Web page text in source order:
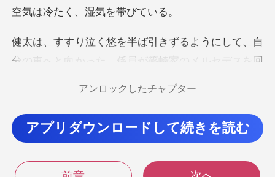
ログアウトします
検索
ようにして、自
分の車へと向かった。
枚で
るの？」彼
アンロックしたチャプター
アプリダウンロードして続きを読む